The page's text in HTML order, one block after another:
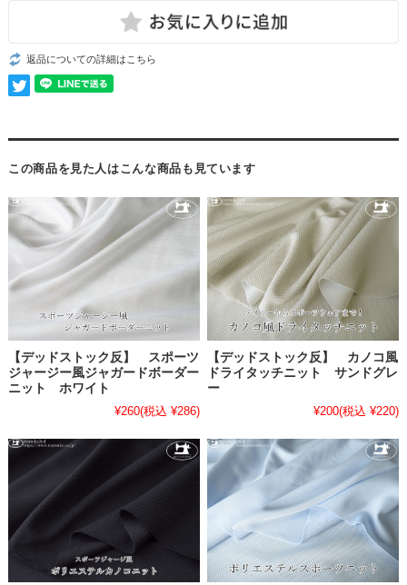
返品についての詳細はこちら
この商品を見た人はこんな商品も見ています
【デッドストック反】 スポーツ
ジャージー風ジャガードボーダー
ニット ホワイト
¥260(税込 ¥286)
【デッドストック反】 カノコ風
ドライタッチニット サンドグレ
ー
¥200(税込 ¥220)